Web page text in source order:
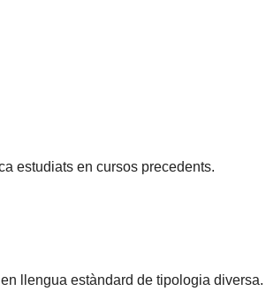
estudiats en cursos precedents.
llengua estàndard de tipologia diversa.